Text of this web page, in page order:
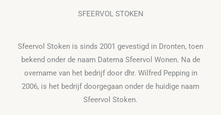
SFEERVOL STOKEN
Sfeervol Stoken is sinds 2001 gevestigd in Dronten, toen
bekend onder de naam Datema Sfeervol Wonen. Na de
overname van het bedrijf door dhr. Wilfred Pepping in
2006, is het bedrijf doorgegaan onder de huidige naam
Sfeervol Stoken.